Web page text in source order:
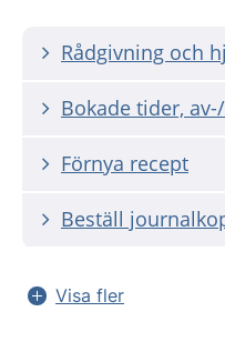
Rådgivning och
Bokade tider,
Förnya recept
Beställ
Visa fler